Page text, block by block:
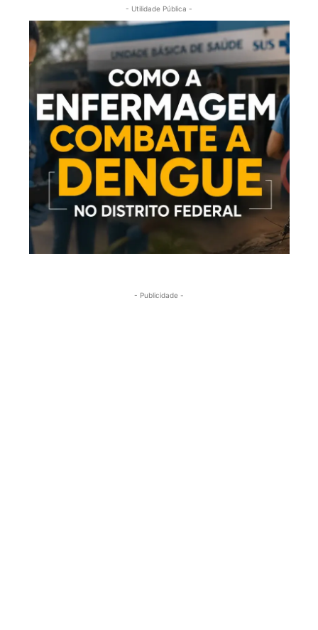
- Utilidade Pública -
- Publicidade -